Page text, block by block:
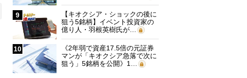
9
【キオクシア・ショックの後に
狙う5銘柄】イベント投資家の
億り人・羽根英樹氏が…
10
《2年弱で資産17.5倍の元証券
マンが「キオクシア急落で次に
狙う」5銘柄を公開》1…